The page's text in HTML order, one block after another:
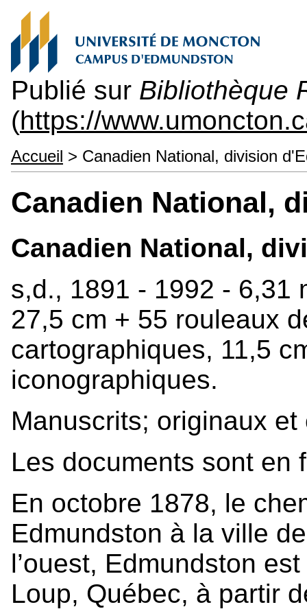
Publié sur Bibliothèque
(https://
Accueil > Canadien National, division
Canadien National,
Canadien National,
s,d., 1891 - 1992 - 6,31
27,5 cm + 55 rouleaux
cartographiques, 11,5
iconographiques.
Manuscrits; originaux
Les documents sont en
En octobre 1878, le
Edmundston à la ville
l’ouest, Edmundston
Loup, Québec, à partir